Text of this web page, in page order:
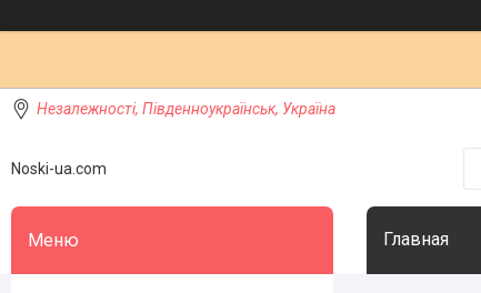
Незалежності, Південноукраїнськ, Україна
Noski-ua.com
Главная